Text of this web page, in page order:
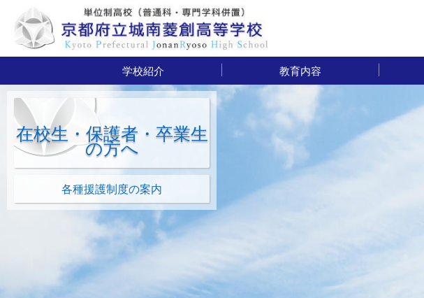
教育内容
教養科学科
進路指導・進路実績
国際交流関係
DXハイスクール
学校紹介
校長あいさつ
教育理念
学習環境
沿革
校章
校歌
スクール・ポリシー
学校経営計画
いじめ防止基本方針
部活動活動方針
生徒心得
緊急情報が発信された場合の行動
在校生・保護者・卒業生
の方へ
各種援護制度の案内